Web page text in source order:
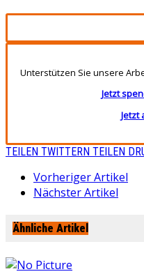
Unterstützen Sie unsere
Jetzt
Jetzt
TEILEN TWITTERN TEILEN
Vorheriger Artikel
Nächster Artikel
Ähnliche Artikel